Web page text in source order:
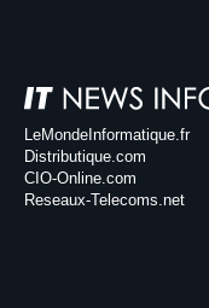
LeMondeInformatique.fr
Distributique.com
CIO-Online.com
Reseaux-Telecoms.net